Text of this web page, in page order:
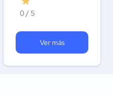
0 / 5
Ver más